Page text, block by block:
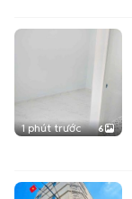
1 phút trước 6